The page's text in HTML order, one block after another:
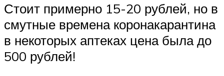
Стоит примерно 15-20 рублей, но в
смутные времена коронакарантина
в некоторых аптеках цена была до
500 рублей!